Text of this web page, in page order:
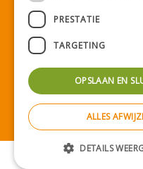
Green Solutions
PRESTATIE
TARGETING
OPSLAAN EN
ALLES
DETAILS